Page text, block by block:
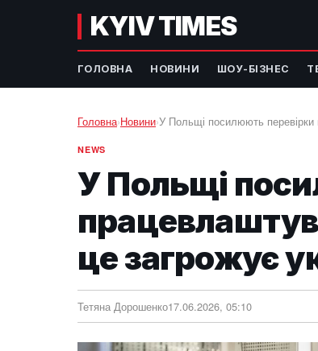
KYIV TIMES
ГОЛОВНА НОВИНИ ШОУ-БІЗНЕС
Головна›Новини›У Польщі посилюють перевірки
NEWS
У Польщі
це загрожує
Тетяна Дорошенко17.06.2026, 05:10